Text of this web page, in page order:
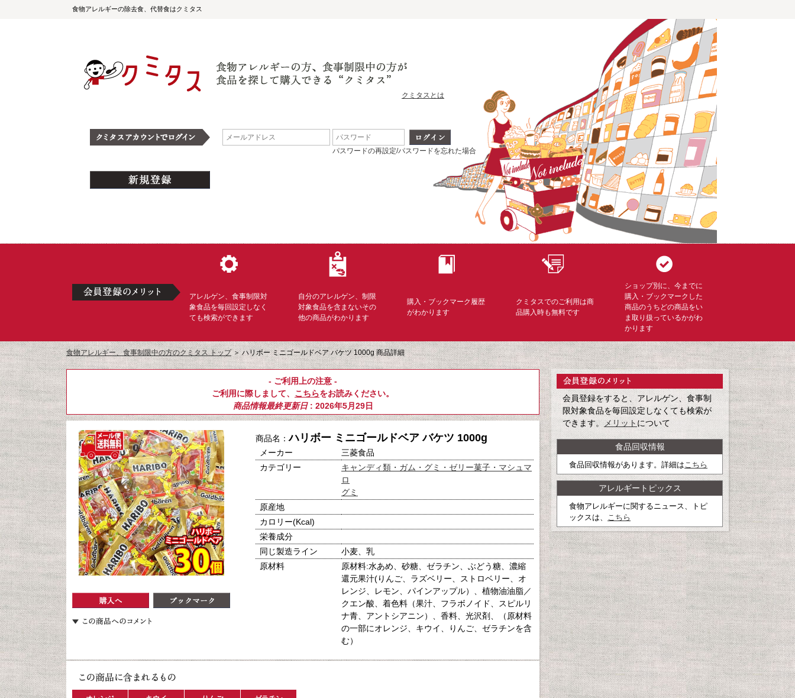
食物アレルギーの除去食、代替食はクミタス
クミタスとは
パスワードの再設定/パスワードを忘れた場合
アレルゲン、食事制限対
象食品を毎回設定しなく
ても検索ができます
自分のアレルゲン、制限
対象食品を含まないその
他の商品がわかります
購入・ブックマーク履歴
がわかります
クミタスでのご利用は商
品購入時も無料です
ショップ別に、今までに
購入・ブックマークした
商品のうちどの商品をい
ま取り扱っているかがわ
かります
食物アレルギー、食事制限中の方のクミタス トップ＞ハリボー ミニゴールドベア バケツ 1000g 商品詳細
- ご利用上の注意 -
ご利用に際しまして、 こちらをお読みください。
商品情報最終更新日: 2026年5月29日
商品名：ハリボー ミニゴールドベア バケツ 1000g
メーカー
三菱食品
カテゴリー
キャンディ類・ガム・グミ・ゼリー菓子・マシュマ
ロ
グミ
原産地
カロリー(Kcal)
栄養成分
同じ製造ライン
小麦、乳
原材料
原材料:水あめ、砂糖、ゼラチン、ぶどう糖、濃縮
還元果汁(りんご、ラズベリー、ストロベリー、オ
レンジ、レモン、パインアップル）、植物油油脂／
クエン酸、着色料（果汁、フラボノイド、スピルリ
ナ青、アントシアニン）、香料、光沢剤、（原材料
の一部にオレンジ、キウイ、りんご、ゼラチンを含
む）
会員登録をすると、アレルゲン、食事制
限対象食品を毎回設定しなくても検索が
できます。メリットについて
食品回収情報
食品回収情報があります。詳細は こちら
アレルギートピックス
食物アレルギーに関するニュース、トピ
ックスは、
こちら